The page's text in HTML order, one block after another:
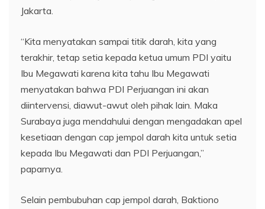
Jakarta.
“Kita menyatakan sampai titik darah, kita yang
terakhir, tetap setia kepada ketua umum PDI yaitu
Ibu Megawati karena kita tahu Ibu Megawati
menyatakan bahwa PDI Perjuangan ini akan
diintervensi, diawut-awut oleh pihak lain. Maka
Surabaya juga mendahului dengan mengadakan apel
kesetiaan dengan cap jempol darah kita untuk setia
kepada Ibu Megawati dan PDI Perjuangan,”
paparnya.
Selain pembubuhan cap jempol darah, Baktiono